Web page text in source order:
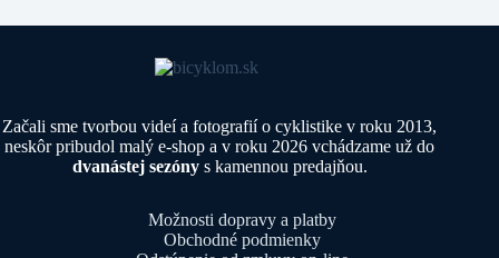
Začali sme tvorbou videí a fotografií o cyklistike v roku 2013,
neskôr pribudol malý e-shop a v roku 2026 vchádzame už do
dvanástej sezónys kamennou predajňou.
Možnosti dopravy a platby
Obchodné podmienky